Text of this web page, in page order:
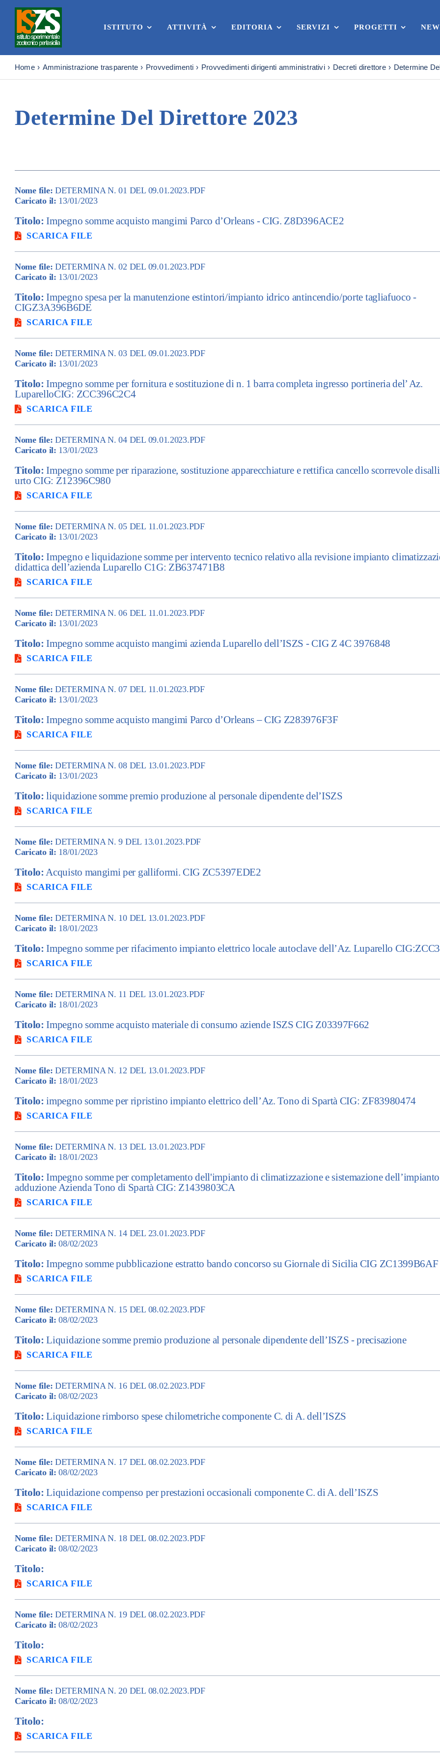
content
ISTITUTO ATTIVITÀ EDITORIA SERVIZI PROGETTI
Home Amministrazione trasparente Provvedimenti Provvedimenti dirigenti amministrativi Decreti direttore Determine
Determine Del Direttore 2023
Nome file: DETERMINA N. 01 DEL 09.01.2023.PDF
Caricato il: 13/01/2023
Titolo: Impegno somme acquisto mangimi Parco d’Orleans - CIG. Z8D396ACE2
SCARICA FILE
Nome file: DETERMINA N. 02 DEL 09.01.2023.PDF
Caricato il: 13/01/2023
Titolo: Impegno spesa per la manutenzione estintori/impianto idrico antincendio/porte tagliafuoco -
CIGZ3A396B6DE
SCARICA FILE
Nome file: DETERMINA N. 03 DEL 09.01.2023.PDF
Caricato il: 13/01/2023
Titolo: Impegno somme per fornitura e sostituzione di n. 1 barra completa ingresso portineria del’ Az.
LuparelloCIG: ZCC396C2C4
SCARICA FILE
Nome file: DETERMINA N. 04 DEL 09.01.2023.PDF
Caricato il: 13/01/2023
Titolo: Impegno somme per riparazione, sostituzione apparecchiature e rettifica cancello scorrevole
urto CIG: Z12396C980
SCARICA FILE
Nome file: DETERMINA N. 05 DEL 11.01.2023.PDF
Caricato il: 13/01/2023
Titolo: Impegno e liquidazione somme per intervento tecnico relativo alla revisione impianto
didattica dell’azienda Luparello C1G: ZB637471B8
SCARICA FILE
Nome file: DETERMINA N. 06 DEL 11.01.2023.PDF
Caricato il: 13/01/2023
Titolo: Impegno somme acquisto mangimi azienda Luparello dell’ISZS - CIG Z 4C 3976848
SCARICA FILE
Nome file: DETERMINA N. 07 DEL 11.01.2023.PDF
Caricato il: 13/01/2023
Titolo: Impegno somme acquisto mangimi Parco d’Orleans – CIG Z283976F3F
SCARICA FILE
Nome file: DETERMINA N. 08 DEL 13.01.2023.PDF
Caricato il: 13/01/2023
Titolo: liquidazione somme premio produzione al personale dipendente del’ISZS
SCARICA FILE
Nome file: DETERMINA N. 9 DEL 13.01.2023.PDF
Caricato il: 18/01/2023
Titolo: Acquisto mangimi per galliformi. CIG ZC5397EDE2
SCARICA FILE
Nome file: DETERMINA N. 10 DEL 13.01.2023.PDF
Caricato il: 18/01/2023
Titolo: Impegno somme per rifacimento impianto elettrico locale autoclave dell’Az. Luparello
SCARICA FILE
Nome file: DETERMINA N. 11 DEL 13.01.2023.PDF
Caricato il: 18/01/2023
Titolo: Impegno somme acquisto materiale di consumo aziende ISZS CIG Z03397F662
SCARICA FILE
Nome file: DETERMINA N. 12 DEL 13.01.2023.PDF
Caricato il: 18/01/2023
Titolo: impegno somme per ripristino impianto elettrico dell’Az. Tono di Spartà CIG: ZF83980474
SCARICA FILE
Nome file: DETERMINA N. 13 DEL 13.01.2023.PDF
Caricato il: 18/01/2023
Titolo: Impegno somme per completamento dell'impianto di climatizzazione e sistemazione
adduzione Azienda Tono di Spartà CIG: Z1439803CA
SCARICA FILE
Nome file: DETERMINA N. 14 DEL 23.01.2023.PDF
Caricato il: 08/02/2023
Titolo: Impegno somme pubblicazione estratto bando concorso su Giornale di Sicilia CIG ZC1399B6AF
SCARICA FILE
Nome file: DETERMINA N. 15 DEL 08.02.2023.PDF
Caricato il: 08/02/2023
Titolo: Liquidazione somme premio produzione al personale dipendente dell’ISZS - precisazione
SCARICA FILE
Nome file: DETERMINA N. 16 DEL 08.02.2023.PDF
Caricato il: 08/02/2023
Titolo: Liquidazione rimborso spese chilometriche componente C. di A. dell’ISZS
SCARICA FILE
Nome file: DETERMINA N. 17 DEL 08.02.2023.PDF
Caricato il: 08/02/2023
Titolo: Liquidazione compenso per prestazioni occasionali componente C. di A. dell’ISZS
SCARICA FILE
Nome file: DETERMINA N. 18 DEL 08.02.2023.PDF
Caricato il: 08/02/2023
Titolo:
SCARICA FILE
Nome file: DETERMINA N. 19 DEL 08.02.2023.PDF
Caricato il: 08/02/2023
Titolo:
SCARICA FILE
Nome file: DETERMINA N. 20 DEL 08.02.2023.PDF
Caricato il: 08/02/2023
Titolo:
SCARICA FILE